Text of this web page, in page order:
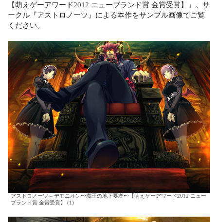
【萌えゲーアワード2012 ニューブランド賞 金賞受賞】」。サ
ークル『アストロノーツ』による本作をサンプル画像でご覧
ください。
アストロノーツ – デモニオン〜魔王の地下要塞〜【萌えゲーアワード2012 ニュー
ブランド賞 金賞受賞】 (1)